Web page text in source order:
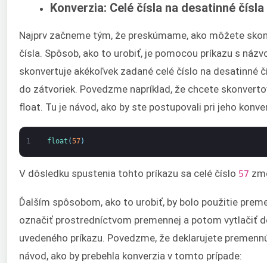
Konverzia: Celé čísla na desatinné čísla
Najprv začneme tým, že preskúmame, ako môžete
čísla. Spôsob, ako to urobiť, je pomocou príkazu s
skonvertuje akékoľvek zadané celé číslo na desatinné
do zátvoriek. Povedzme napríklad, že chcete
float. Tu je návod, ako by ste postupovali pri jeho
1 float (57)
V dôsledku spustenia tohto príkazu sa celé číslo 57
Ďalším spôsobom, ako to urobiť, by bolo použitie
označiť prostredníctvom premennej a potom vytlačiť
uvedeného príkazu. Povedzme, že deklarujete
návod, ako by prebehla konverzia v tomto prípade: